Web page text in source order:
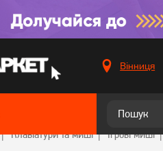
Вінниця
Клавіатури та миші Ігрові миші